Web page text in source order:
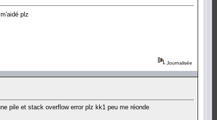
plz
Journalisée
pile et stack overflow error plz kk1 peu me réonde